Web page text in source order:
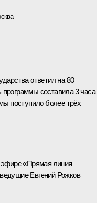
ответил на 80
составила 3 часа
поступило более трёх
эфире «Прямая линия
Евгений Рожков